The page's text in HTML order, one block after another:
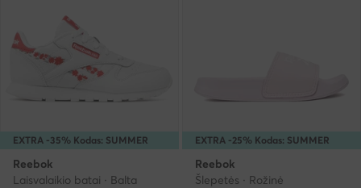
EXTRA -35% Kodas: SUMMER
Reebok
Laisvalaikio batai · Balta
EXTRA -25% Kodas: SUMMER
Reebok
Šlepetės · Rožinė